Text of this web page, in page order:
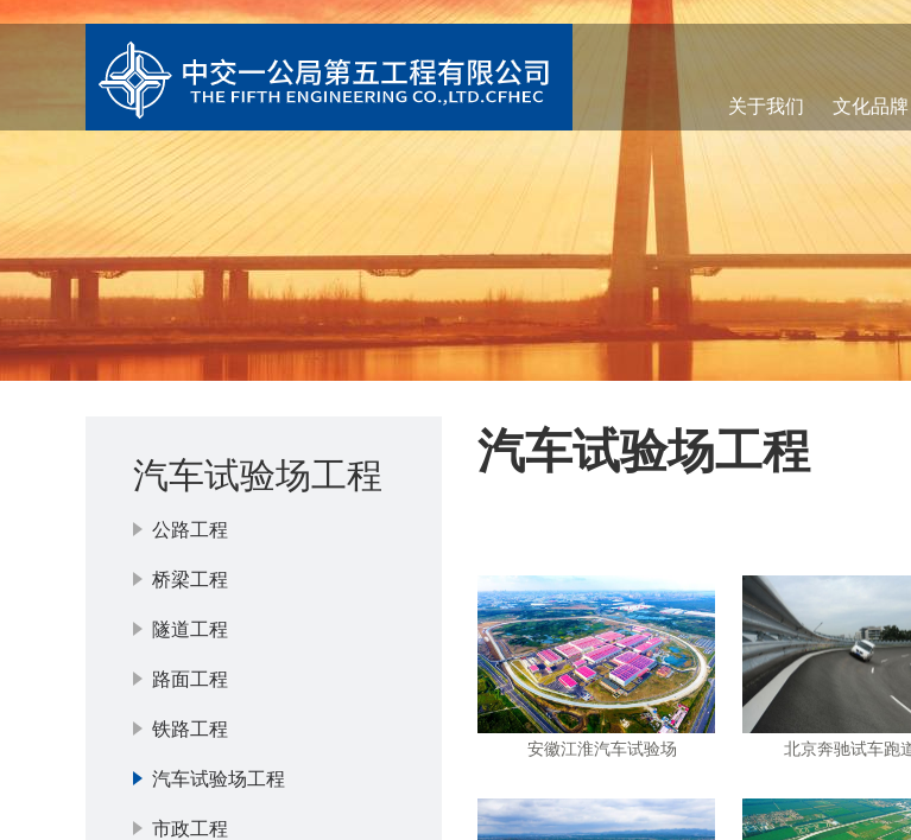
关于我们 文化品牌
汽车试验场工程
公路工程
桥梁工程
隧道工程
路面工程
铁路工程
汽车试验场工程
市政工程
汽车试验场工程
安徽江淮汽车试验场 北京奔驰试车跑